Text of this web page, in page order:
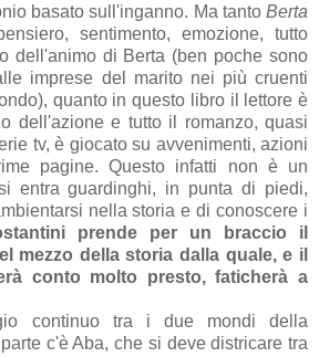
basato sull'inganno. Ma tanto Berta
sentimento, emozione, tutto
dell'animo di Berta (ben poche sono
imprese del marito nei più cruenti
quanto in questo libro il lettore è
dell'azione e tutto il romanzo, quasi
tv, è giocato su avvenimenti, azioni
pagine. Questo infatti non è un
entra guardinghi, in punta di piedi,
nella storia e di conoscere i
prende per un braccio il
mezzo della storia dalla quale, e il
conto molto presto, faticherà a
continuo tra i due mondi della
c'è Aba, che si deve districare tra